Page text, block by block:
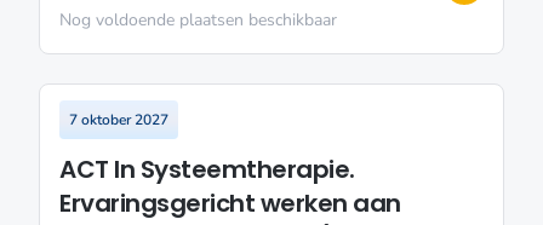
Nog voldoende plaatsen beschikbaar
7 oktober 2027
ACT In Systeemtherapie.
Ervaringsgericht werken aan